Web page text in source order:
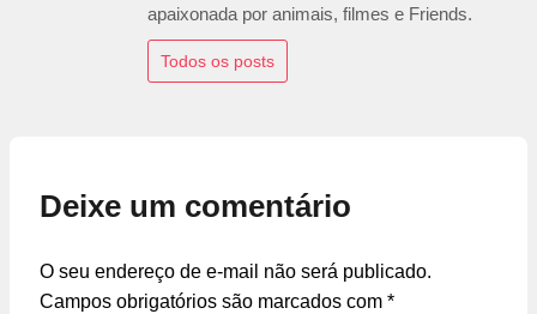
apaixonada por animais, filmes e Friends.
Todos os posts
Deixe um comentário
O seu endereço de e-mail não será publicado.
Campos obrigatórios são marcados com *